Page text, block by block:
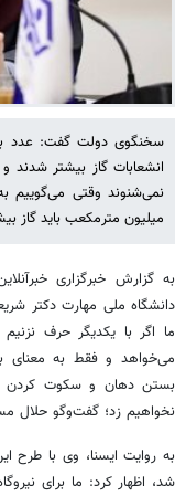
سخنگوی دولت گفت: عدد
انشعابات گاز بیشتر شدند
میلیون مترمکعب باید گاز
به گزارش خبرگزاری
دانشگاه ملی مهارت دکتر
ما اگر با یکدیگر حرف
می‌خواهد و فقط به معنای
بستن دهان و سکوت
نخواهیم زد؛ گفت‌وگو حلال
به روایت ایسنا، وی با
شد، اظهار کرد: ما برای